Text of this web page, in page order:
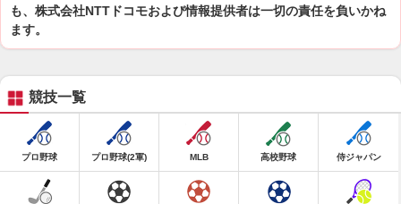
も、株式会社NTTドコモおよび情報提供者は一切の責任を負いかね
ます。
競技一覧
プロ野球 プロ野球(2軍) MLB 高校野球 侍ジャパン